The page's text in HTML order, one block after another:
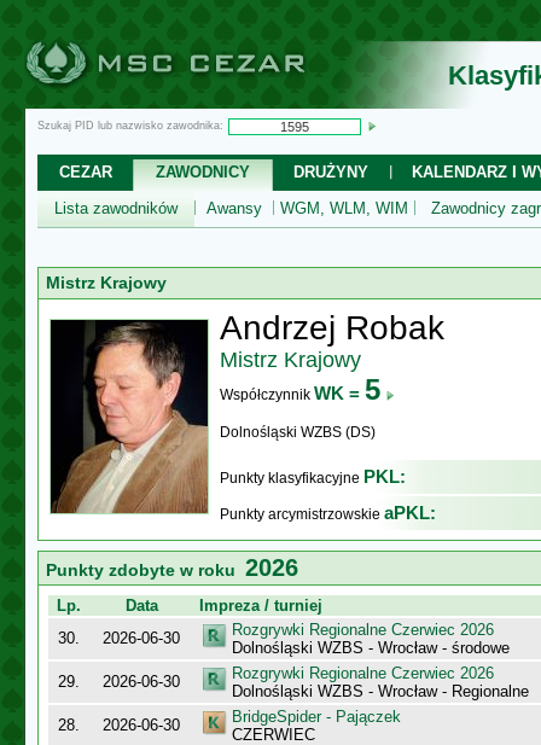
Szukaj PID lub nazwisko zawodnika:
CEZAR ZAWODNICY DRUŻYNY
KALENDARZ I
Lista zawodników
Awansy WGM, WLM, WIM Zawodnicy
Mistrz Krajowy
Andrzej Robak
Mistrz Krajowy
Współczynnik WK = 5
Dolnośląski WZBS (DS)
Punkty klasyfikacyjne PKL:
Punkty arcymistrzowskie aPKL:
Punkty zdobyte w roku 2026
Lp. Data
Impreza / turniej
30.
2026-06-30
Rozgrywki Regionalne Czerwiec 2026
Dolnośląski WZBS - Wrocław - środowe
29.
2026-06-30
Rozgrywki Regionalne Czerwiec 2026
Dolnośląski WZBS - Wrocław - Regionalne
28.
2026-06-30
BridgeSpider - Pajączek
CZERWIEC